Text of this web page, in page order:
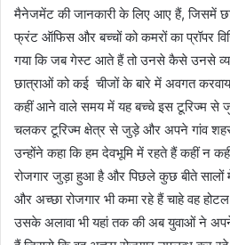
मैनेजमेंट की जानकारी के लिए आए हैं, जिसमें
फ्रंट ऑफिस और बच्चों को कमरों का प्रॉपर
गया कि जब गेस्ट आते हैं तो उनसे कैसे उनसे
छात्राओं को कई चीजों के बारे में अवगत
कहीं आने वाले समय में यह बच्चे इस टूरिज्म से
चलकर टूरिज्म क्षेत्र से जुड़े और अपने गांव शहर
उन्होंने कहा कि हम देवभूमि में रहते हैं कहीं न
रोजगार जुड़ा हुआ है और पिछले कुछ बीते सालों
और अच्छा रोजगार भी कमा रहे हैं चाहे वह होटल
उसके अलावा भी यहां तक की अब युवाओं ने